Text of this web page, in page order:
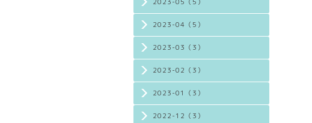
2023-04（5）
2023-03（3）
2023-02（3）
2023-01（3）
2022-12（3）